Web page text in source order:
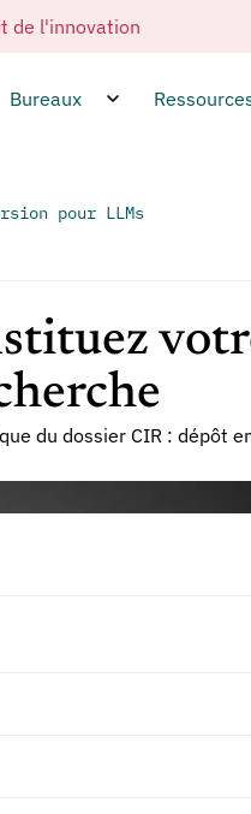
de l'innovation
Bureaux
pour LLMs
du dossier CIR : dépôt